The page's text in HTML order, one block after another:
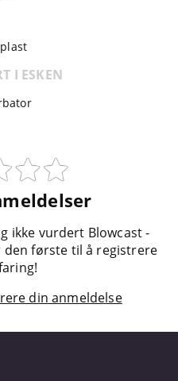
I ESKEN
ikke vurdert Blowcast -
første til å registrere
din anmeldelse